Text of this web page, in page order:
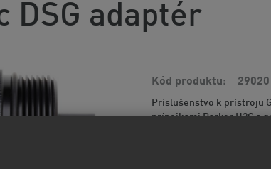
DSG adaptér
Kód produktu 29020
Príslušenstvo k prístroju
prípojkami Parker H2C a